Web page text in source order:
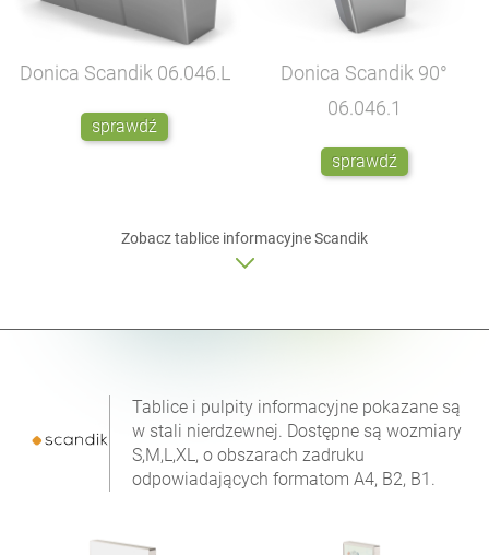
Donica Scandik 06.046.L
sprawdź
Donica Scandik 90°
06.046.1
sprawdź
Zobacztablice informacyjneScandik
Tablice i pulpity informacyjne pokazane są
w stali nierdzewnej. Dostępne są wozmiary
S,M,L,XL, o obszarach zadruku
odpowiadających formatom A4, B2, B1.